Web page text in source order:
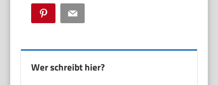
Pinterest Email
Wer schreibt hier?